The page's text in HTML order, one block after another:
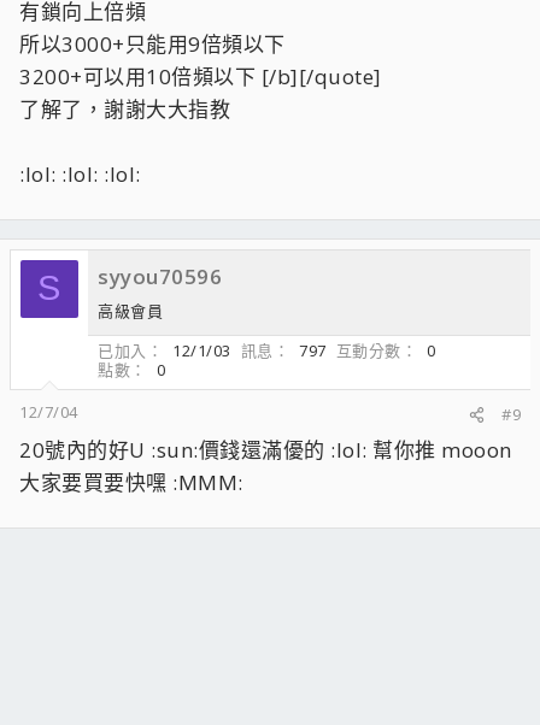
Originally posted by buniro@Dec 6 2004,
10:35 PM
<!--QuoteBegin-kick按一下展開……
按一下展開……
按一下展開……
@Dec 6 2004, 10:15 PM
說白一點就是沒有好的板子和記憶體
9倍頻的3000+一樣沒搞頭
按一下展開……
現在不是都沒有鎖頻嗎？
那麼9倍頻與10倍頻到底差在哪裡呢？
有鎖向上倍頻
所以3000+只能用9倍頻以下
3200+可以用10倍頻以下 [/b][/quote]
了解了，謝謝大大指教
:lol: :lol: :lol:
S syyou70596
高級會員
已加入
12/1/03 訊息 797 互動分數
0
點數
0
12/7/04
#9
20號內的好U :sun:價錢還滿優的 :lol: 幫你推 mooon
大家要買要快嘿 :MMM: